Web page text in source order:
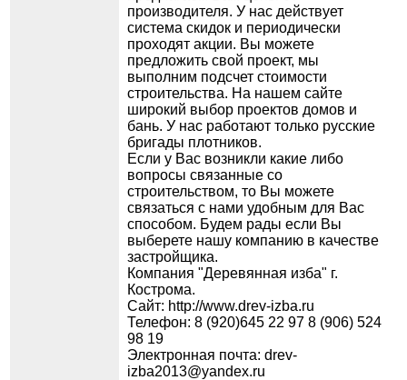
производителя. У нас действует
система скидок и периодически
проходят акции. Вы можете
предложить свой проект, мы
выполним подсчет стоимости
строительства. На нашем сайте
широкий выбор проектов домов и
бань. У нас работают только русские
бригады плотников.
Если у Вас возникли какие либо
вопросы связанные со
строительством, то Вы можете
связаться с нами удобным для Вас
способом. Будем рады если Вы
выберете нашу компанию в качестве
застройщика.
Компания "Деревянная изба" г.
Кострома.
Сайт: http://www.drev-izba.ru
Телефон: 8 (920)645 22 97 8 (906) 524
98 19
Электронная почта: drev-
izba2013@yandex.ru